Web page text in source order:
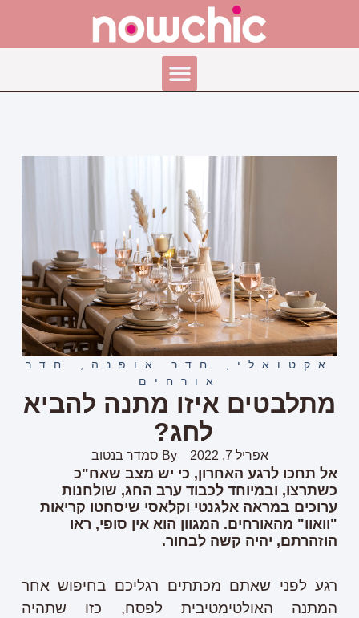
אקטואלי חדר אופנה
חדר
אורחים
מתלבטים איזו מתנה להביא
לחג?
אפריל 7, 2022 By סמדר בנטוב
אל תחכו לרגע האחרון, כי יש מצב שאח"כ
כשתרצו, ובמיוחד לכבוד ערב החג, שולחנות
ערוכים במראה אלגנטי וקלאסי שיסחטו קריאות
"וואוו" מהאורחים. המגוון הוא אין סופי, ראו
הוזהרתם, יהיה קשה לבחור.
רגע לפני שאתם מכתתים רגליכם בחיפוש אחר
המתנה האולטימטיבית לפסח, כזו שתהיה